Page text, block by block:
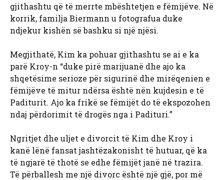
gjithashtu që të merrte mbështetjen e fëmijëve. Në
korrik, familja Biermann u fotografua duke
ndjekur kishën së bashku si një njësi.
Megjithatë, Kim ka pohuar gjithashtu se ai e ka
parë Kroy-n “duke pirë marijuanë dhe ajo ka
shqetësime serioze për sigurinë dhe mirëqenien e
fëmijëve të mitur ndërsa është nën kujdesin e të
Paditurit. Ajo ka frikë se fëmijët do të ekspozohen
ndaj përdorimit të drogës nga i Padituri.”
Ngritjet dhe uljet e divorcit të Kim dhe Kroy i
kanë lënë fansat jashtëzakonisht të hutuar, që ka
të ngjarë të thotë se edhe fëmijët janë në trazira.
Të përballesh me një divorc është një gjë, por më